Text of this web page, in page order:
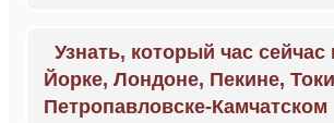
Узнать, который час
Йорке, Лондоне, Пекине,
Петропавловске-Камчатском